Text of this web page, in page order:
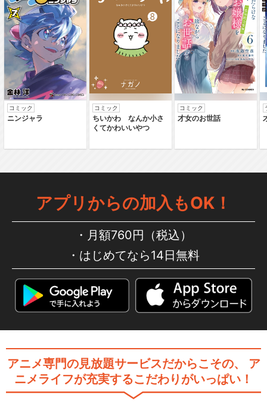
コミック
ニンジャラ
コミック
ちいかわ なんか小さ
くてかわいいやつ
コミック
才女のお世話
アプリからの加入もOK！
月額760円（税込）
はじめてなら14日無料
アニメ専門の見放題サービスだからこその、
ア
ニメライフが充実するこだわりがいっぱい！